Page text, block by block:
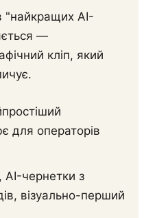
"найкращих AI-
—
кліп, який
для операторів
, AI-чернетки з
візуально-перший